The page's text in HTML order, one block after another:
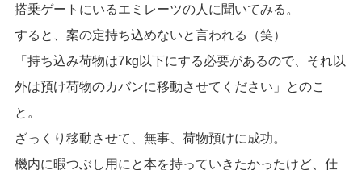
搭乗ゲートにいるエミレーツの人に聞いてみる。
すると、案の定持ち込めないと言われる（笑）
「持ち込み荷物は7kg以下にする必要があるので、それ以
外は預け荷物のカバンに移動させてください」とのこ
と。
ざっくり移動させて、無事、荷物預けに成功。
機内に暇つぶし用にと本を持っていきたかったけど、仕